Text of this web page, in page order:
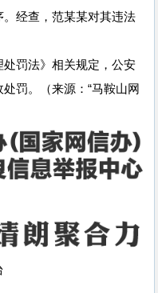
经查，范某某对其违法
罚法》相关规定，公安
罚。（来源：“马鞍山网
台